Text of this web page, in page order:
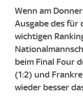
Wenn am
Ausgabe des für
wichtigen
beim Final Four
(1:2) und
wieder besser